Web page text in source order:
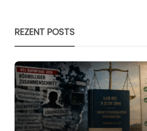
REZENT POSTS